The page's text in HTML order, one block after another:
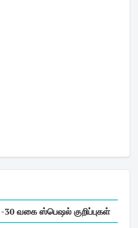
வகை ஸ்பெஷல் குறிப்புகள்